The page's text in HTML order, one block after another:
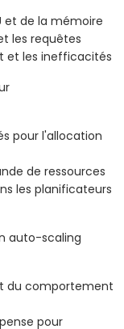
et de la mémoire
les requêtes
et les inefficacités
pour l'allocation
de ressources
les planificateurs
auto-scaling
du comportement
pour